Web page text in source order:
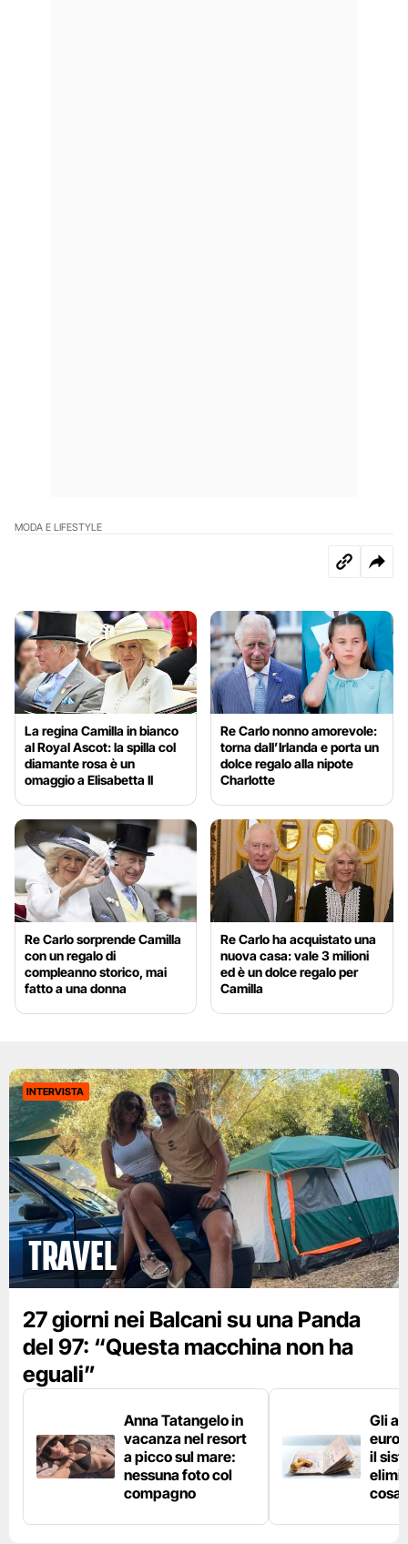
MODA E LIFESTYLE
La regina Camilla in bianco
al Royal Ascot: la spilla col
diamante rosa è un
omaggio a Elisabetta II
Re Carlo nonno amorevole:
torna dall’Irlanda e porta un
dolce regalo alla nipote
Charlotte
Re Carlo sorprende Camilla
con un regalo di
compleanno storico, mai
fatto a una donna
Re Carlo ha acquistato una
nuova casa: vale 3 milioni
ed è un dolce regalo per
Camilla
INTERVISTA
Travel
27 giorni nei Balcani su una Panda
del 97: “Questa macchina non ha
eguali”
Anna Tatangelo in
vacanza nel resort
a picco sul mare:
nessuna foto col
compagno
Gli
il
cosa